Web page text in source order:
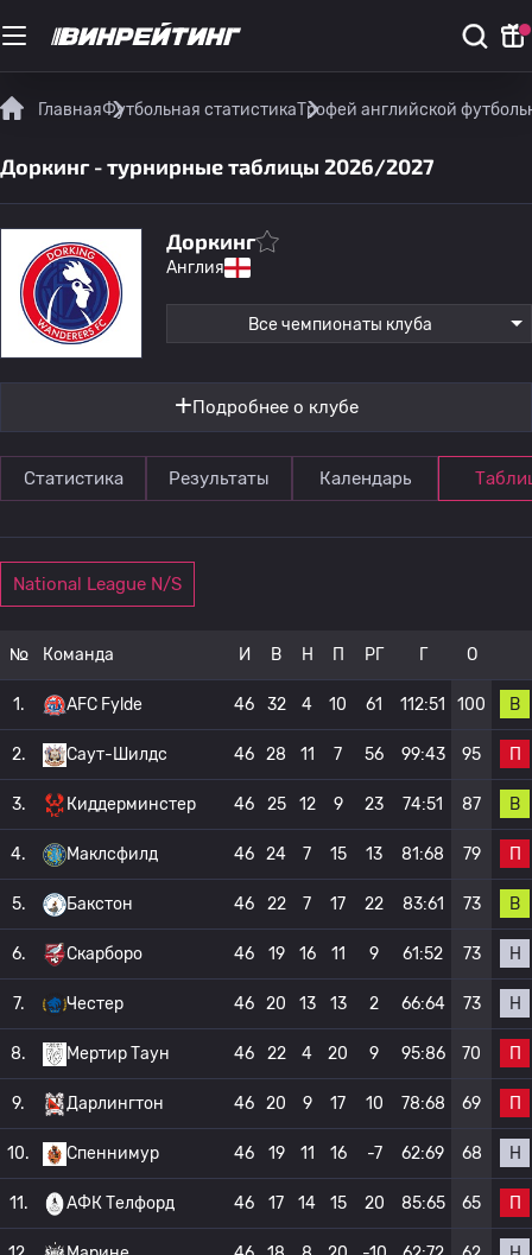
ГлавнаяФутбольная статистикаТрофей английской
Доркинг - турнирные таблицы 2026/2027
Доркинг
Англия
Все чемпионаты клуба
Подробнее о клубе
Статистика Результаты Календарь
National League N/S
№ Команда И В Н П РГ Г О
1. AFC Fylde 46 32 4 10 61 112:51 100 В
2. Саут-Шилдс 46 28 11 7 56 99:43 95 П
3. Киддерминстер 46 25 12 9 23 74:51 87 В
4. Маклсфилд 46 24 7 15 13 81:68 79 П
5. Бакстон 46 22 7 17 22 83:61 73 В
6. Скарборо 46 19 16 11 9 61:52 73 Н
7. Честер 46 20 13 13 2 66:64 73 Н
8. Мертир Таун 46 22 4 20 9 95:86 70 П
9. Дарлингтон 46 20 9 17 10 78:68 69 П
10. Спеннимур 46 19 11 16 -7 62:69 68 Н
11. АФК Телфорд 46 17 14 15 20 85:65 65 П